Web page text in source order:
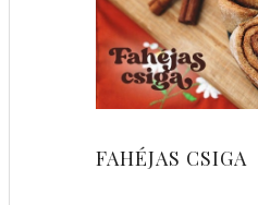
FAHÉJAS CSIGA